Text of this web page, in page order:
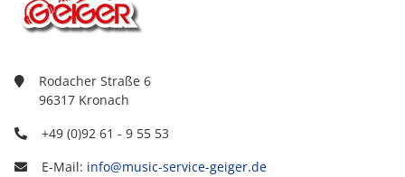
Rodacher Straße 6
96317 Kronach
+49 (0)92 61 - 9 55 53
E-Mail: info@music-service-geiger.de